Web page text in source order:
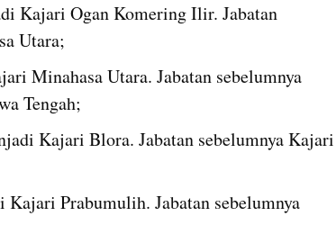
Kajari Ogan Komering Ilir. Jabatan
Utara;
Minahasa Utara. Jabatan sebelumnya
Tengah;
Kajari Blora. Jabatan sebelumnya Kajari
Kajari Prabumulih. Jabatan sebelumnya